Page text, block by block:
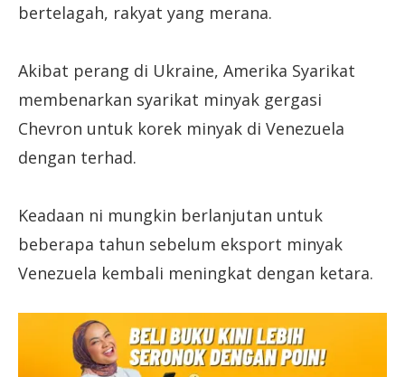
bertelagah, rakyat yang merana.
Akibat perang di Ukraine, Amerika Syarikat
membenarkan syarikat minyak gergasi
Chevron untuk korek minyak di Venezuela
dengan terhad.
Keadaan ni mungkin berlanjutan untuk
beberapa tahun sebelum eksport minyak
Venezuela kembali meningkat dengan ketara.